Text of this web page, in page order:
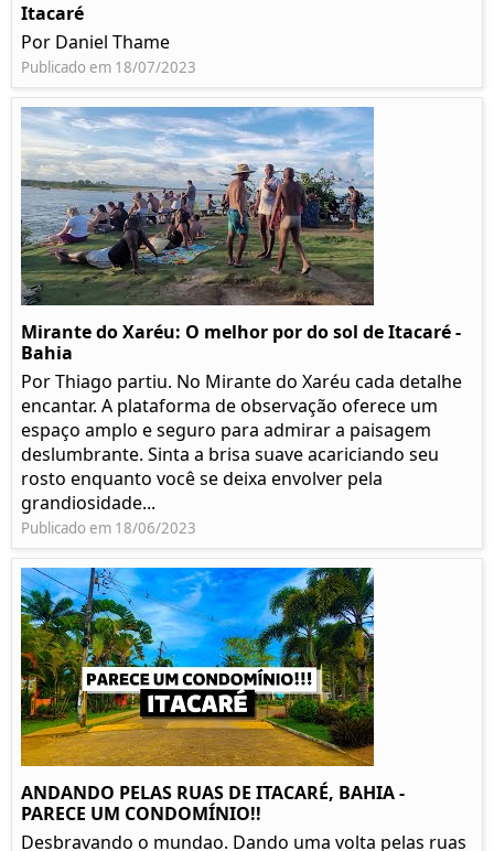
Itacaré
Por Daniel Thame
Publicado em 18/07/2023
Mirante do Xaréu: O melhor por do sol de Itacaré -
Bahia
Por Thiago partiu. No Mirante do Xaréu cada detalhe
encantar. A plataforma de observação oferece um
espaço amplo e seguro para admirar a paisagem
deslumbrante. Sinta a brisa suave acariciando seu
rosto enquanto você se deixa envolver pela
grandiosidade...
Publicado em 18/06/2023
ANDANDO PELAS RUAS DE ITACARÉ, BAHIA -
PARECE UM CONDOMÍNIO!!
Desbravando o mundao. Dando uma volta pelas ruas